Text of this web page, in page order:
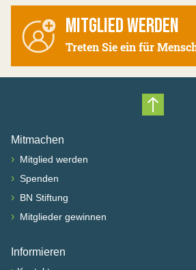
MITGLIED WERDEN
Treten Sie ein für
Nach
Mitmachen
› Mitglied werden
› Spenden
› BN Stiftung
› Mitglieder gewinnen
Informieren